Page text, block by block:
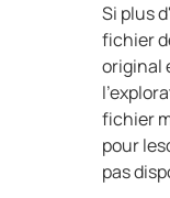
Si plus
fichier
original
fichier
pour
pas